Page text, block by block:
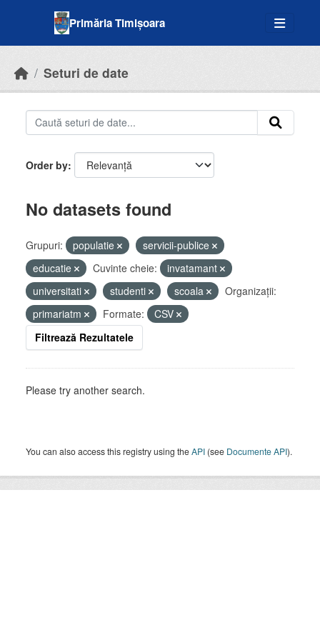
Primăria Timișoara
Seturi de date
Order by
No datasets found
Grupuri: populatie
servicii-publice
educatie
Cuvinte cheie:
invatamant
universitati
studenti scoala
Organizații:
primariatm
Formate:
CSV
Filtrează Rezultatele
Please try another search.
You can also access this registry using theAPI (see Documente API).